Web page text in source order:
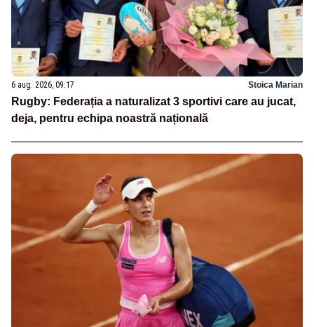
6 aug. 2026, 09:17 Stoica Marian
Rugby: Federația a naturalizat 3 sportivi care au jucat,
deja, pentru echipa noastră națională